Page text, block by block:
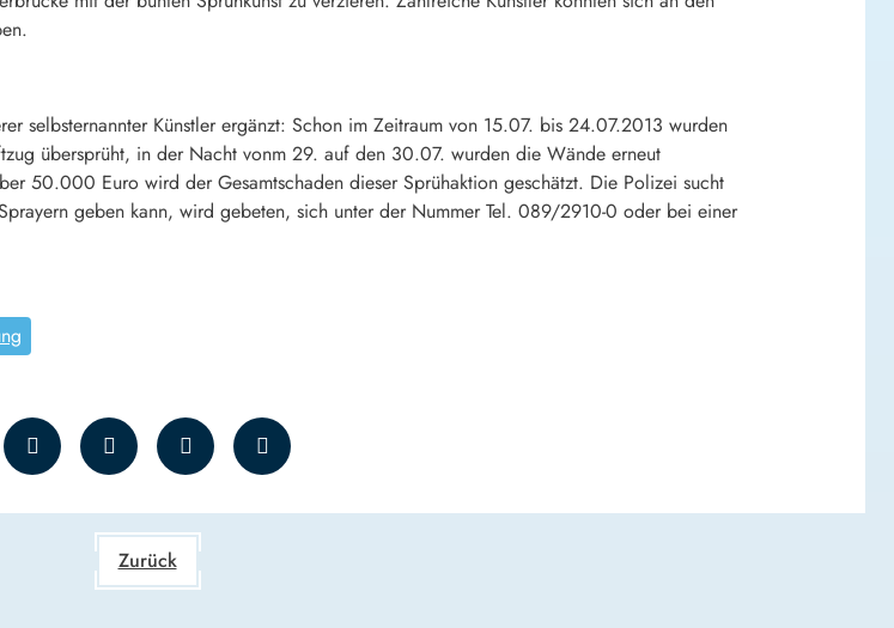
selbsternannter Künstler ergänzt: Schon im Zeitraum von 15.07. bis 24.07.2013 wurden
übersprüht, in der Nacht vonm 29. auf den 30.07. wurden die Wände erneut
50.000 Euro wird der Gesamtschaden dieser Sprühaktion geschätzt. Die Polizei sucht
geben kann, wird gebeten, sich unter der Nummer Tel. 089/2910-0 oder bei einer
Zurück